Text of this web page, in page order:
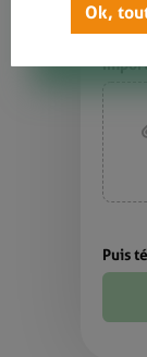
Puis
Ok,